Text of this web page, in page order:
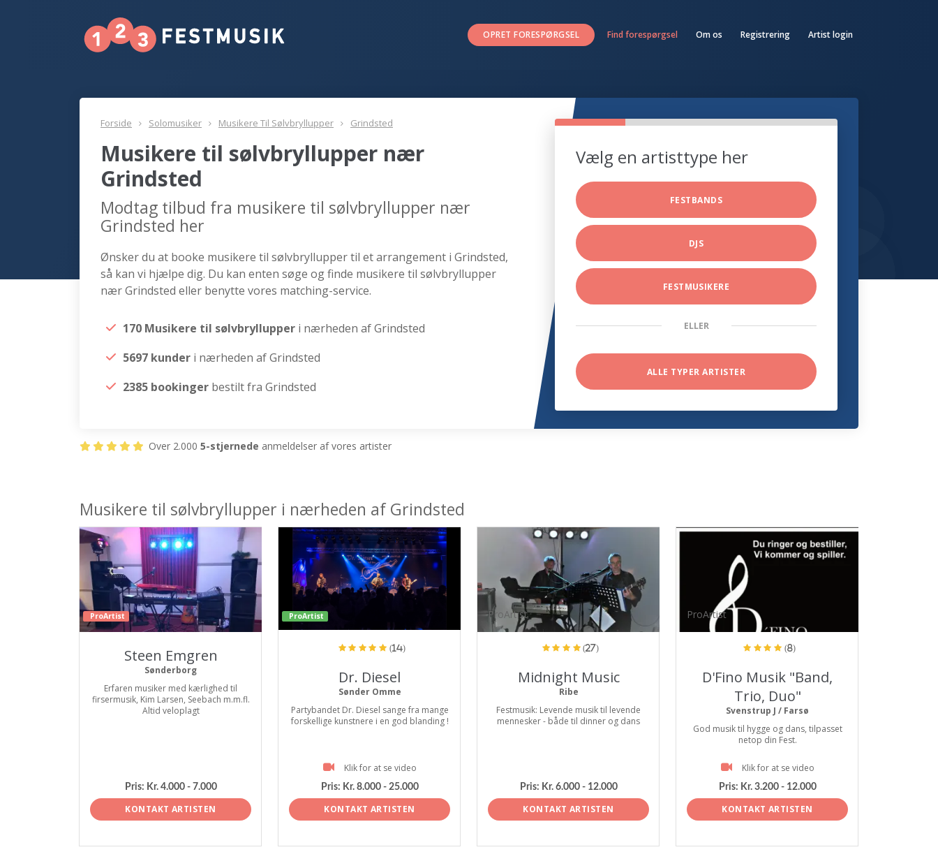
OPRET FORESPØRGSEL Find forespørgsel Om os Registrering Artist login
Forside Solomusiker Musikere Til Sølvbryllupper Grindsted
Musikere til sølvbryllupper nær
Grindsted
Modtag tilbud fra musikere til sølvbryllupper nær
Grindsted her
Ønsker du at booke musikere til sølvbryllupper til et arrangement i Grindsted,
så kan vi hjælpe dig. Du kan enten søge og finde musikere til sølvbryllupper
nær Grindsted eller benytte vores matching-service.
170 Musikere til sølvbryllupper i nærheden af Grindsted
5697 kunder i nærheden af Grindsted
2385 bookinger bestilt fra Grindsted
Vælg en artisttype her
FESTBANDS
DJS
FESTMUSIKERE
ELLER
ALLE TYPER ARTISTER
Over 2.000 5-stjernede anmeldelser af vores artister
Musikere til sølvbryllupper i nærheden af Grindsted
ProArtist
Steen Emgren
Sønderborg
Erfaren musiker med kærlighed til
firsermusik, Kim Larsen, Seebach m.m.fl.
Altid veloplagt
Pris: Kr. 4.000 - 7.000
KONTAKT ARTISTEN
ProArtist
(14)
Dr. Diesel
Sønder Omme
Partybandet Dr. Diesel sange fra mange
forskellige kunstnere i en god blanding !
Klik for at se video
Pris: Kr. 8.000 - 25.000
KONTAKT ARTISTEN
ProArtist
(27)
Midnight Music
Ribe
Festmusik: Levende musik til levende
mennesker - både til dinner og dans
Pris: Kr. 6.000 - 12.000
KONTAKT ARTISTEN
ProArtist
(8)
D'Fino Musik "Band,
Trio, Duo"
Svenstrup J / Farsø
God musik til hygge og dans, tilpasset
netop din Fest.
Klik for at se video
Pris: Kr. 3.200 - 12.000
KONTAKT ARTISTEN